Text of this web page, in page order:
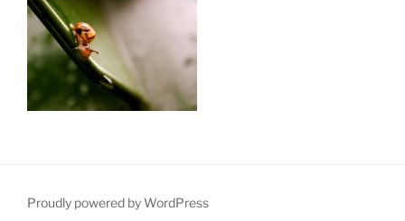
Proudly powered by WordPress